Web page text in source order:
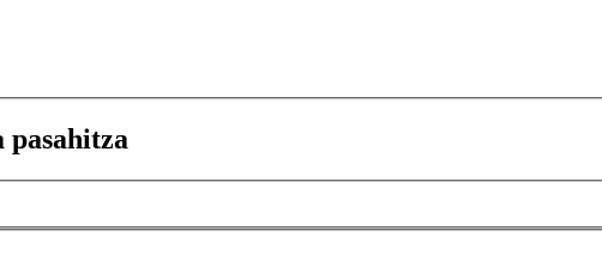
pasahitza